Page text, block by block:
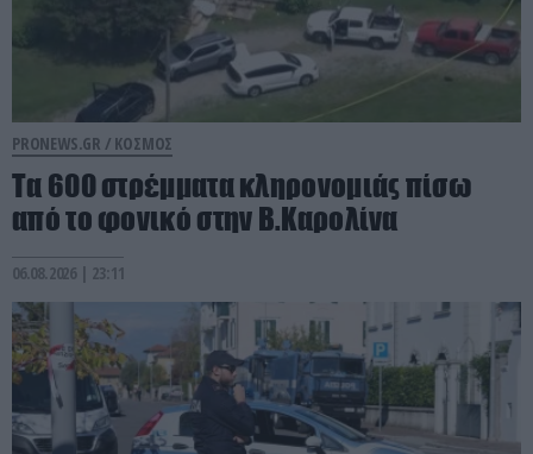
PRONEWS.GR / ΚΟΣΜΟΣ
Τα 600 στρέμματα κληρονομιάς πίσω
από το φονικό στην Β.Καρολίνα
06.08.2026 | 23:11